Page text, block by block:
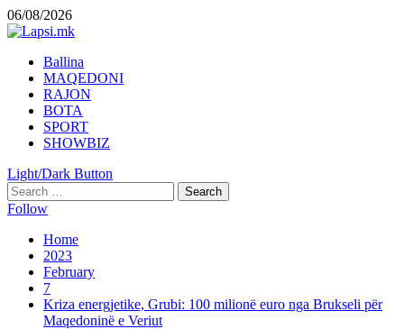
Skip
to
06/08/2026
Primary
Menu
Ballina
MAQEDONI
RAJON
BOTA
SPORT
SHOWBIZ
Light/Dark Button
Search
for:
Follow
Home
2023
February
7
Kriza energjetike, Grubi: 100 milionë euro nga Brukseli për
Maqedoninë e Veriut